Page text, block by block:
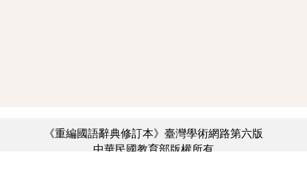
《重編國語辭典修訂本》臺灣學術網路第六版
中華民國教育部版權所有